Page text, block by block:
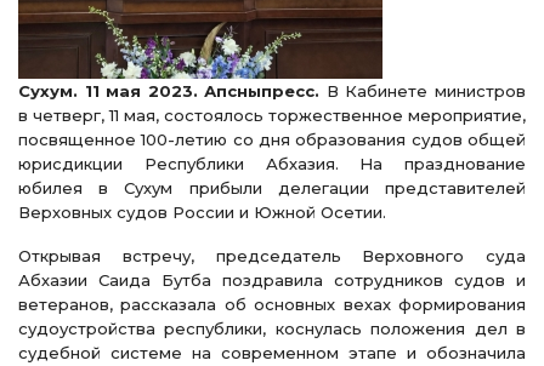
Сухум. 11 мая 2023. Апсныпресс. В Кабинете министров
в четверг, 11 мая, состоялось торжественное мероприятие,
посвященное 100-летию со дня образования судов общей
юрисдикции Республики Абхазия. На празднование
юбилея в Сухум прибыли делегации представителей
Верховных судов России и Южной Осетии.
Открывая встречу, председатель Верховного суда
Абхазии Саида Бутба поздравила сотрудников судов и
ветеранов, рассказала об основных вехах формирования
судоустройства республики, коснулась положения дел в
судебной системе на современном этапе и обозначила